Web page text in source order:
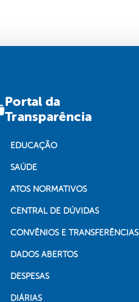
Portal da
Transparência
EDUCAÇÃO
SAÚDE
ATOS NORMATIVOS
CENTRAL DE DÚVIDAS
CONVÊNIOS E TRANSFERÊNCIAS
DADOS ABERTOS
DESPESAS
DIÁRIAS